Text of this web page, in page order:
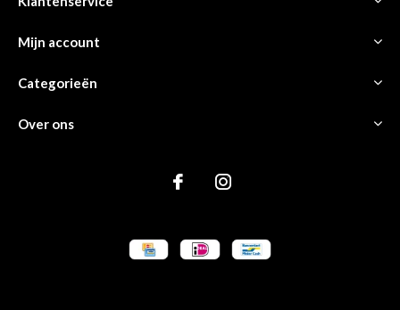
Mijn account
Categorieën
Over ons